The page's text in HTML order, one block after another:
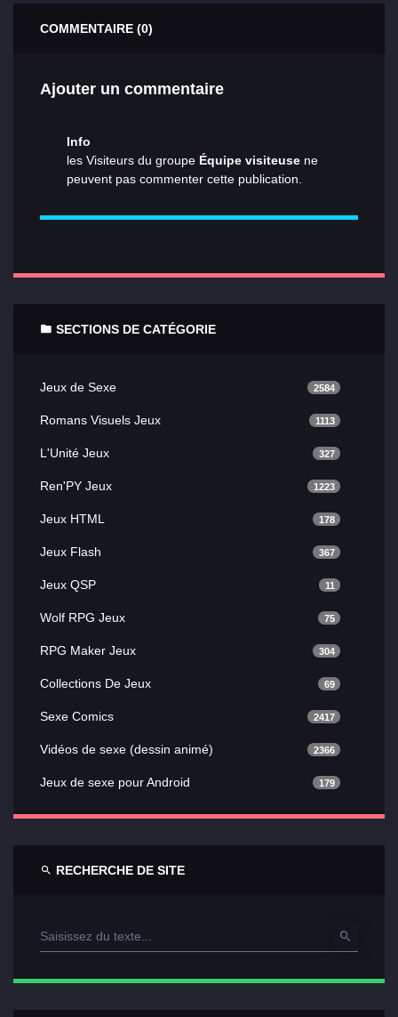
COMMENTAIRE (0)
Ajouter un commentaire
Info
les Visiteurs du groupe Équipe visiteuse ne
peuvent pas commenter cette publication.
SECTIONS DE CATÉGORIE
Jeux de Sexe 2584
Romans Visuels Jeux 1113
L'Unité Jeux 327
Ren'PY Jeux 1223
Jeux HTML 178
Jeux Flash 367
Jeux QSP 11
Wolf RPG Jeux 75
RPG Maker Jeux 304
Collections De Jeux 69
Sexe Comics 2417
Vidéos de sexe (dessin animé) 2366
Jeux de sexe pour Android 179
RECHERCHE DE SITE